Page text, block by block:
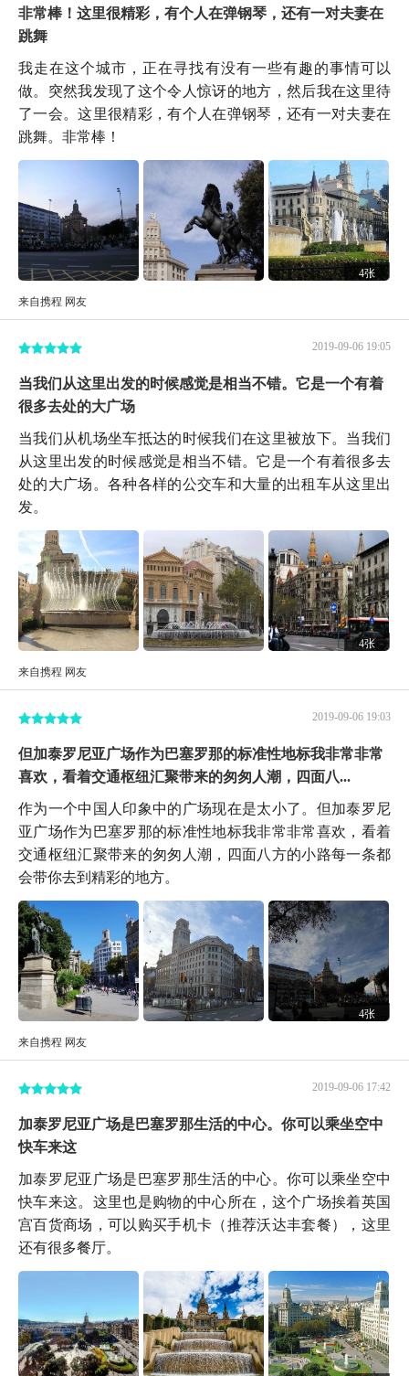
非常棒！这里很精彩，有个人在弹钢琴，还有一对夫妻在
跳舞
我走在这个城市，正在寻找有没有一些有趣的事情可以
做。突然我发现了这个令人惊讶的地方，然后我在这里待
了一会。这里很精彩，有个人在弹钢琴，还有一对夫妻在
跳舞。非常棒！
4张
来自携程 网友
2019-09-06 19:05
当我们从这里出发的时候感觉是相当不错。它是一个有着
很多去处的大广场
当我们从机场坐车抵达的时候我们在这里被放下。当我们
从这里出发的时候感觉是相当不错。它是一个有着很多去
处的大广场。各种各样的公交车和大量的出租车从这里出
发。
4张
来自携程 网友
2019-09-06 19:03
但加泰罗尼亚广场作为巴塞罗那的标准性地标我非常非常
喜欢，看着交通枢纽汇聚带来的匆匆人潮，四面八...
作为一个中国人印象中的广场现在是太小了。但加泰罗尼
亚广场作为巴塞罗那的标准性地标我非常非常喜欢，看着
交通枢纽汇聚带来的匆匆人潮，四面八方的小路每一条都
会带你去到精彩的地方。
4张
来自携程 网友
2019-09-06 17:42
加泰罗尼亚广场是巴塞罗那生活的中心。你可以乘坐空中
快车来这
加泰罗尼亚广场是巴塞罗那生活的中心。你可以乘坐空中
快车来这。这里也是购物的中心所在，这个广场挨着英国
宫百货商场，可以购买手机卡（推荐沃达丰套餐），这里
还有很多餐厅。